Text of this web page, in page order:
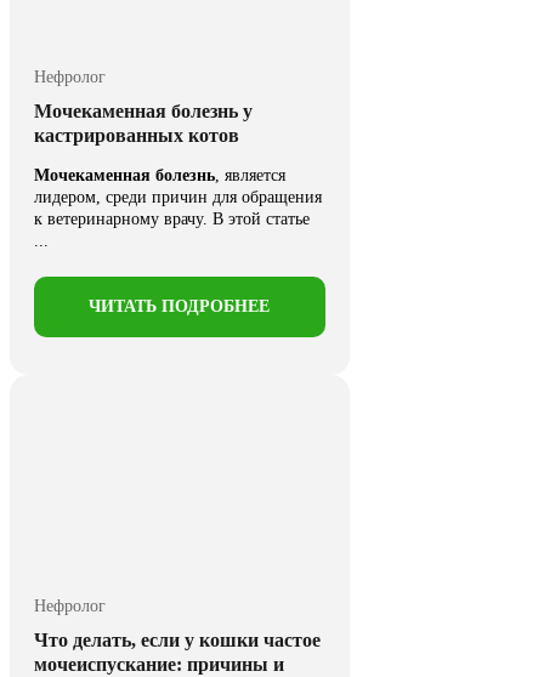
Нефролог
Мочекаменная болезнь у
кастрированных котов
Мочекаменная болезнь, является
лидером, среди причин для обращения
к ветеринарному врачу. В этой статье
...
ЧИТАТЬ ПОДРОБНЕЕ
Нефролог
Что делать, если у кошки частое
мочеиспускание: причины и